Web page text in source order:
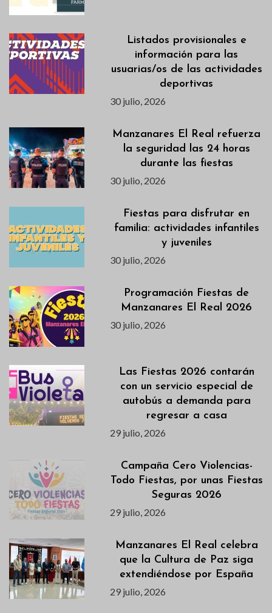
Listados provisionales e
información para las
usuarias/os de las actividades
deportivas
30 julio, 2026
Manzanares El Real refuerza
la seguridad las 24 horas
durante las fiestas
30 julio, 2026
Fiestas para disfrutar en
familia: actividades infantiles
y juveniles
30 julio, 2026
Programación Fiestas de
Manzanares El Real 2026
30 julio, 2026
Las Fiestas 2026 contarán
con un servicio especial de
autobús a demanda para
regresar a casa
29 julio, 2026
Campaña Cero Violencias-
Todo Fiestas, por unas Fiestas
Seguras 2026
29 julio, 2026
Manzanares El Real celebra
que la Cultura de Paz siga
extendiéndose por España
29 julio, 2026